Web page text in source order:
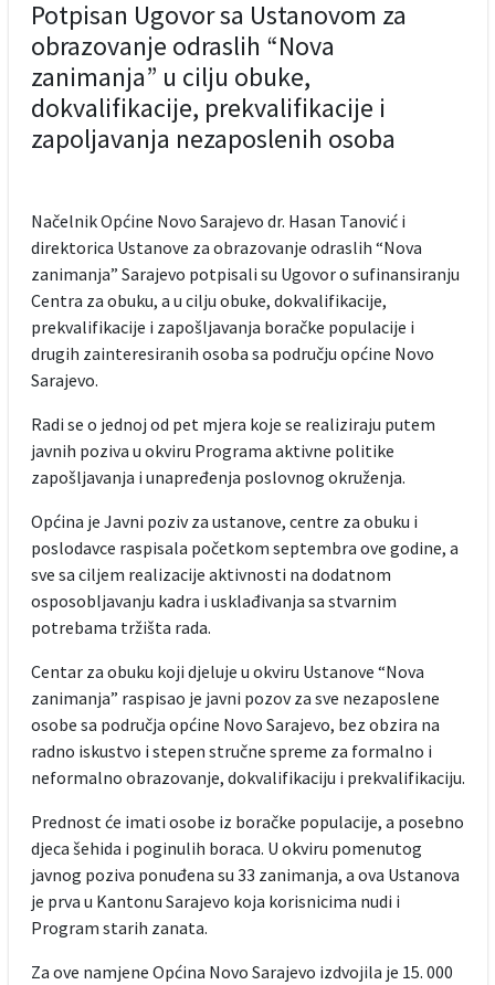
Potpisan Ugovor sa Ustanovom za
obrazovanje odraslih “Nova
zanimanja” u cilju obuke,
dokvalifikacije, prekvalifikacije i
zapoljavanja nezaposlenih osoba
Načelnik Općine Novo Sarajevo dr. Hasan Tanović i
direktorica Ustanove za obrazovanje odraslih “Nova
zanimanja” Sarajevo potpisali su Ugovor o sufinansiranju
Centra za obuku, a u cilju obuke, dokvalifikacije,
prekvalifikacije i zapošljavanja boračke populacije i
drugih zainteresiranih osoba sa području općine Novo
Sarajevo.
Radi se o jednoj od pet mjera koje se realiziraju putem
javnih poziva u okviru Programa aktivne politike
zapošljavanja i unapređenja poslovnog okruženja.
Općina je Javni poziv za ustanove, centre za obuku i
poslodavce raspisala početkom septembra ove godine, a
sve sa ciljem realizacije aktivnosti na dodatnom
osposobljavanju kadra i usklađivanja sa stvarnim
potrebama tržišta rada.
Centar za obuku koji djeluje u okviru Ustanove “Nova
zanimanja” raspisao je javni pozov za sve nezaposlene
osobe sa područja općine Novo Sarajevo, bez obzira na
radno iskustvo i stepen stručne spreme za formalno i
neformalno obrazovanje, dokvalifikaciju i prekvalifikaciju.
Prednost će imati osobe iz boračke populacije, a posebno
djeca šehida i poginulih boraca. U okviru pomenutog
javnog poziva ponuđena su 33 zanimanja, a ova Ustanova
je prva u Kantonu Sarajevo koja korisnicima nudi i
Program starih zanata.
Za ove namjene Općina Novo Sarajevo izdvojila je 15. 000